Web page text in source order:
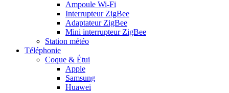
Ampoule Wi-Fi
Interrupteur ZigBee
Adaptateur ZigBee
Mini interrupteur ZigBee
Station météo
Téléphonie
Coque & Étui
Apple
Samsung
Huawei